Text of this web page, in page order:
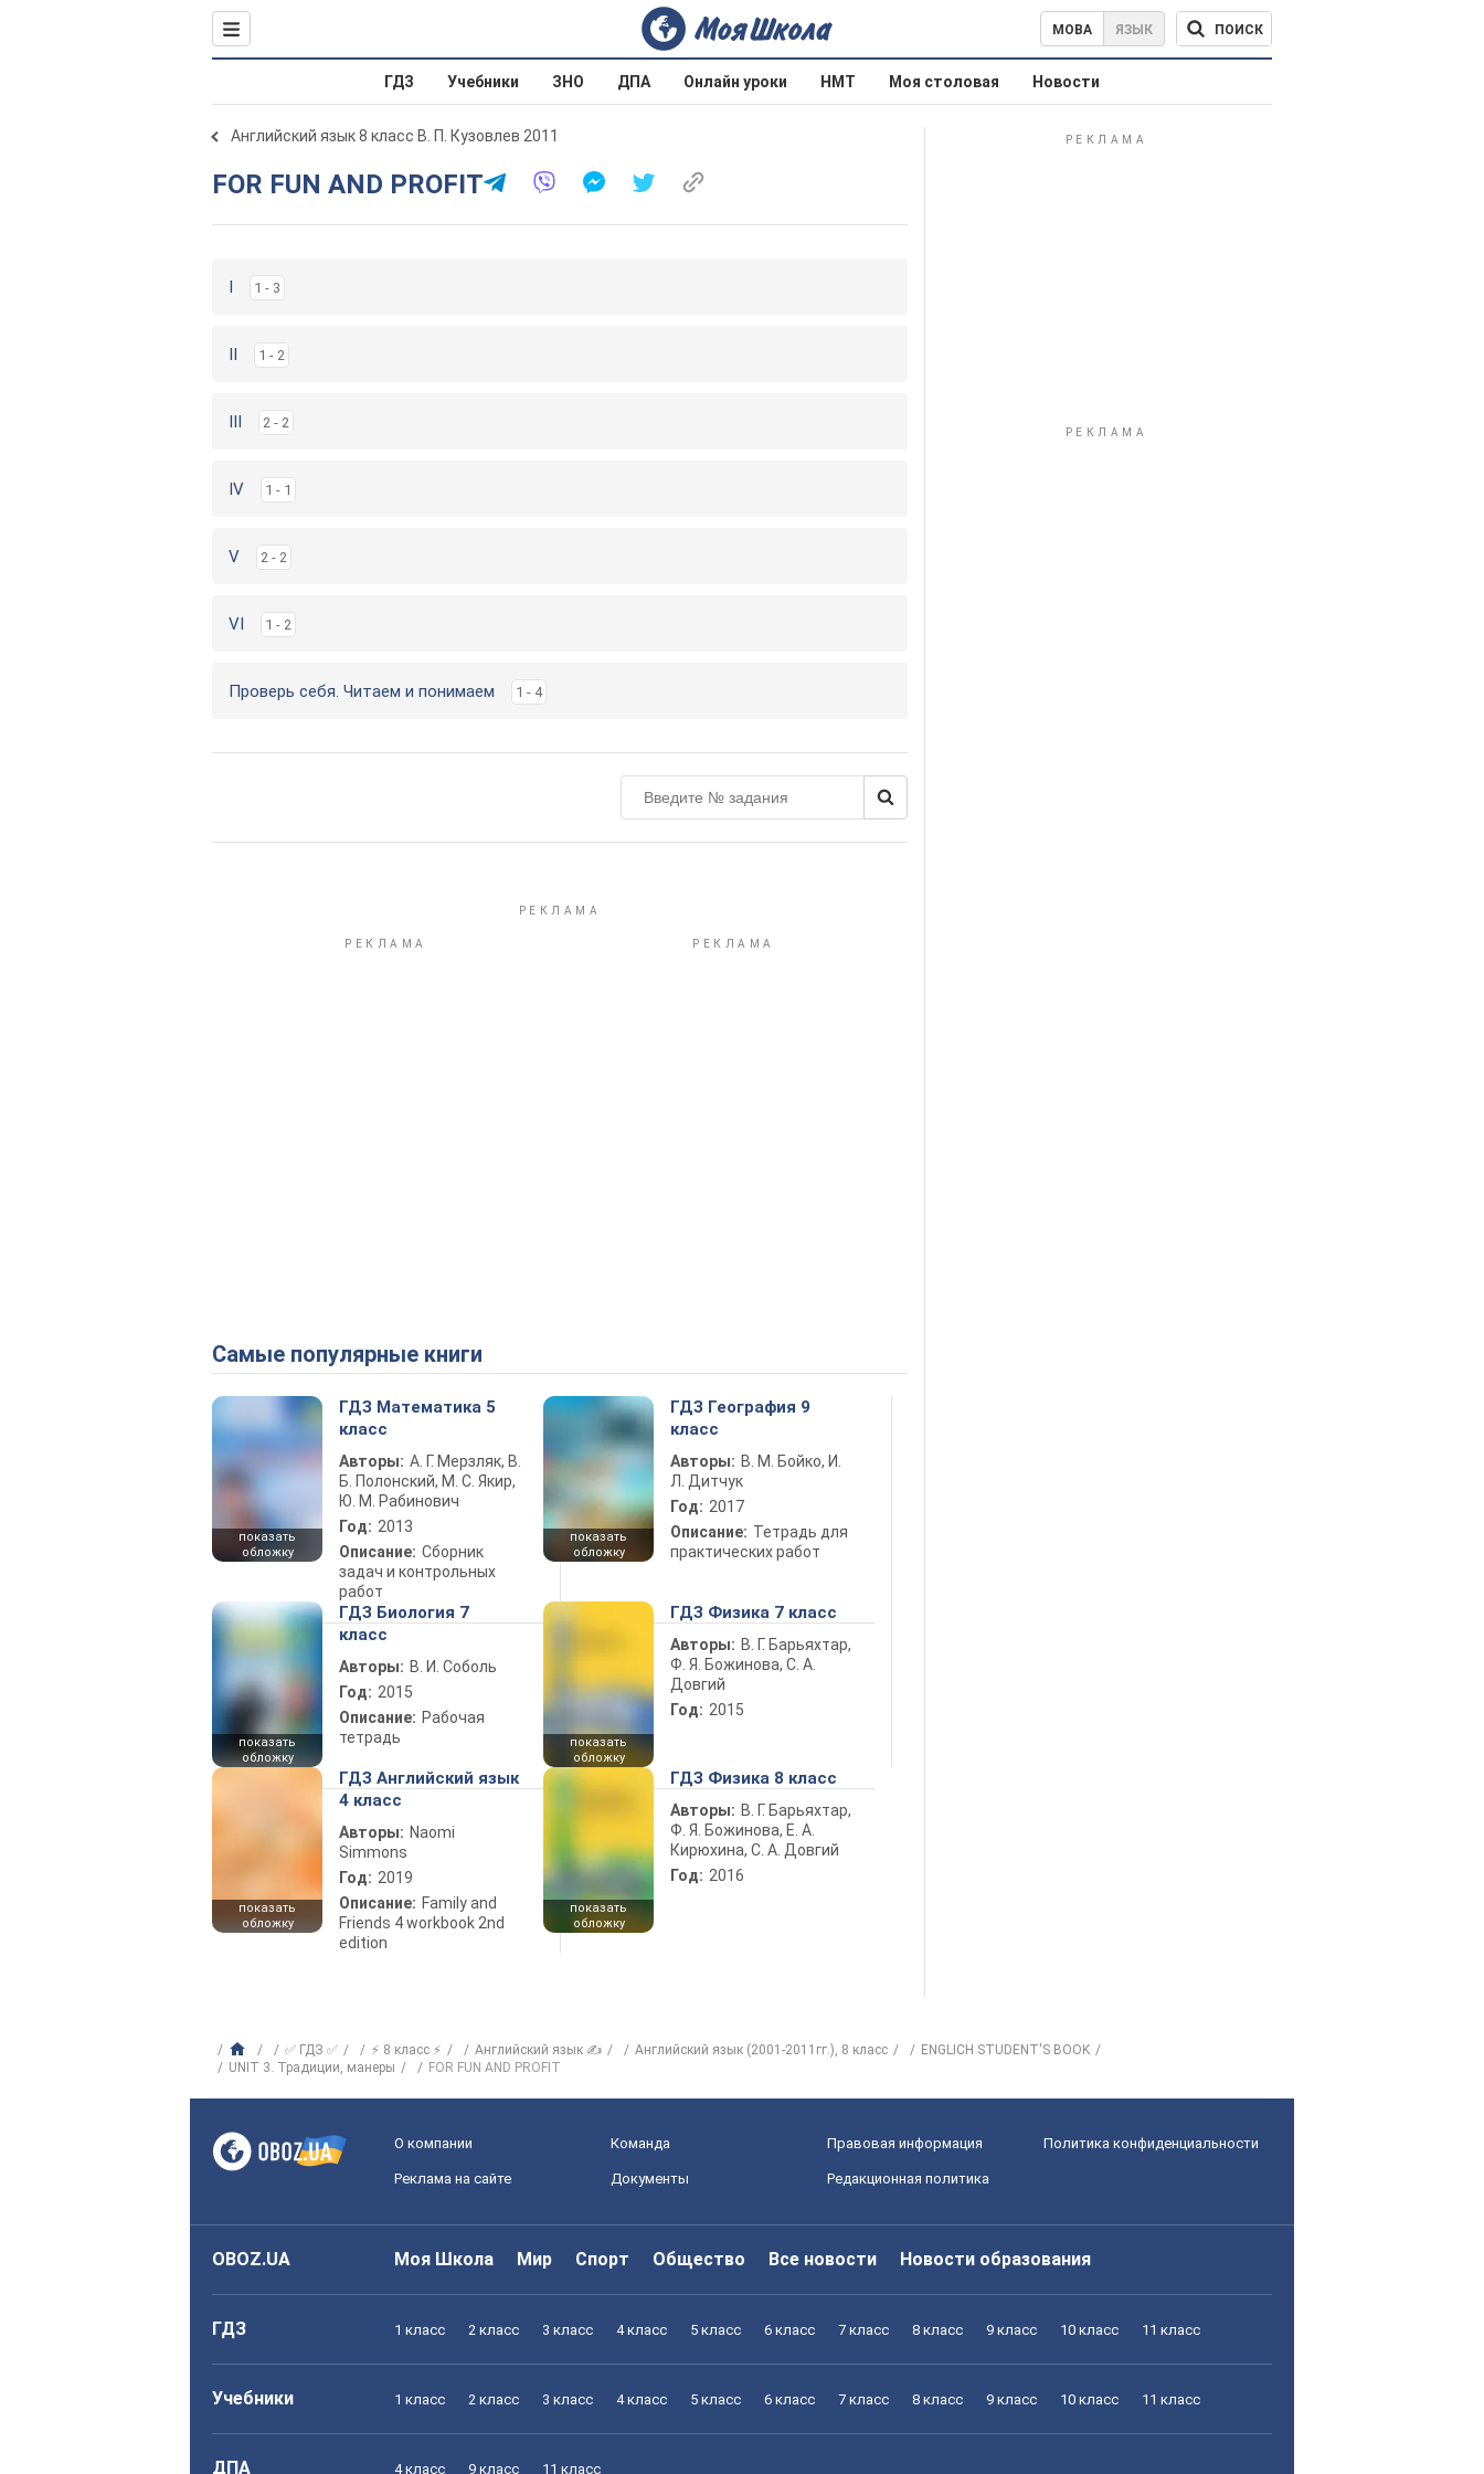
МОВА ЯЗЫК ПОИСК
ГДЗ Учебники ЗНО ДПА Онлайн уроки НМТ Моя столовая Новости
Английский язык 8 класс В. П. Кузовлев 2011
FOR FUN AND PROFIT
I 1 - 3
II 1 - 2
III 2 - 2
IV 1 - 1
V 2 - 2
VI 1 - 2
Проверь себя. Читаем и понимаем 1 - 4
Самые популярные книги
показать
обложку
ГДЗ Математика 5
класс
Авторы: А. Г. Мерзляк, В.
Б. Полонский, М. С. Якир,
Ю. М. Рабинович
Год: 2013
Описание: Сборник
задач и контрольных
работ
показать
обложку
ГДЗ География 9
класс
Авторы: В. М. Бойко, И.
Л. Дитчук
Год: 2017
Описание: Тетрадь для
практических работ
показать
обложку
ГДЗ Биология 7
класс
Авторы: В. И. Соболь
Год: 2015
Описание: Рабочая
тетрадь
показать
обложку
ГДЗ Физика 7 класс
Авторы: В. Г. Барьяхтар,
Ф. Я. Божинова, С. А.
Довгий
Год: 2015
показать
обложку
ГДЗ Английский язык
4 класс
Авторы: Naomi
Simmons
Год: 2019
Описание: Family and
Friends 4 workbook 2nd
edition
показать
обложку
ГДЗ Физика 8 класс
Авторы: В. Г. Барьяхтар,
Ф. Я. Божинова, Е. А.
Кирюхина, С. А. Довгий
Год: 2016
✅ ГДЗ ✅ ⚡ 8 класс ⚡ Английский язык ✍ Английский язык (2001-2011гг.), 8 класс
ENGLICH STUDENT'S BOOK
UNIT 3. Традиции, манеры
FOR FUN AND PROFIT
О компании Команда Правовая информация Политика конфиденциальности
Реклама на сайте Документы Редакционная политика
OBOZ.UA Моя Школа Мир Спорт Общество Все новости Новости образования
ГДЗ 1 класс 2 класс 3 класс 4 класс 5 класс 6 класс 7 класс 8 класс 9 класс 10 класс 11 класс
Учебники 1 класс 2 класс 3 класс 4 класс 5 класс 6 класс 7 класс 8 класс 9 класс 10 класс 11 класс
ДПА 4 класс 9 класс 11 класс